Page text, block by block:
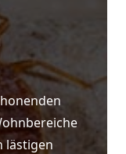
lästigen